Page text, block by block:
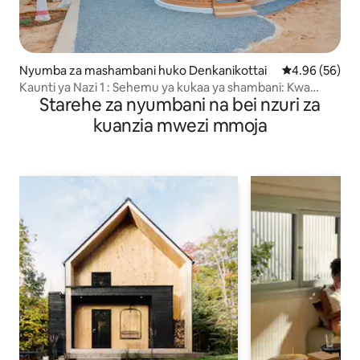
Nyumba za mashambani huko Denkanikottai Ukadiriaji wa
4.96 (56)
Kaunti ya Nazi 1 : Sehemu ya kukaa ya shambani: Kwa
kundi la watu 12-16
Starehe za nyumbani na bei nzuri za
kuanzia mwezi mmoja